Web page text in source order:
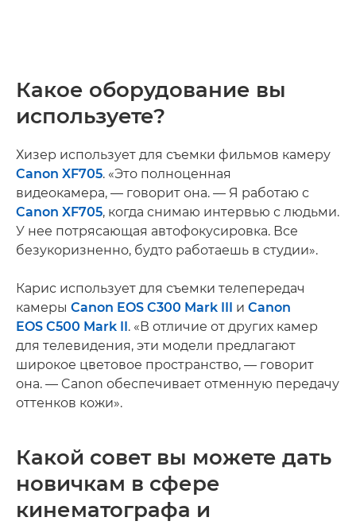
Какое оборудование вы
используете?
Хизер использует для съемки фильмов камеру
Canon XF705. «Это полноценная
видеокамера, — говорит она. — Я работаю с
Canon XF705, когда снимаю интервью с людьми.
У нее потрясающая автофокусировка. Все
безукоризненно, будто работаешь в студии».
Карис использует для съемки телепередач
камеры Canon EOS C300 Mark III и Canon
EOS C500 Mark II. «В отличие от других камер
для телевидения, эти модели предлагают
широкое цветовое пространство, — говорит
она. — Canon обеспечивает отменную передачу
оттенков кожи».
Какой совет вы можете дать
новичкам в сфере
кинематографа и